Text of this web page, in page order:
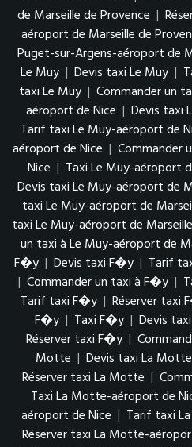
de Marseille de Provence |
aéroport de Marseille de
Puget-sur-Argens-aéroport de
Le Muy | Devis taxi Le Muy |
taxi Le Muy | Commander un
aéroport de Nice | Devis taxi
Tarif taxi Le Muy-aéroport de
aéroport de Nice | Commander
Nice | Taxi Le Muy-aéroport
Devis taxi Le Muy-aéroport de
taxi Le Muy-aéroport de
taxi Le Muy-aéroport de
un taxi à Le Muy-aéroport de
F�y | Devis taxi F�y | Tarif
| Commander un taxi à F�y |
Tarif taxi F�y | Réserver taxi
F�y | Taxi F�y | Devis
Réserver taxi F�y |
Motte | Devis taxi La Motte
Réserver taxi La Motte |
Taxi La Motte-aéroport de
aéroport de Nice | Tarif taxi
Réserver taxi La Motte-